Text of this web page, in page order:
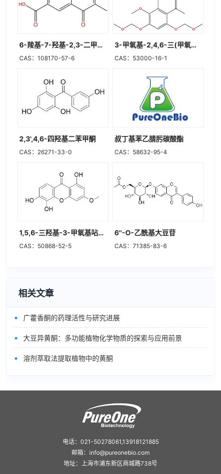
6-羧基-7-羟基-2,3-二甲基色酮
CAS：108170-57-6
3-甲氧基-2,4,6-三(甲氧基甲氧基)苯乙酮
CAS：53000-16-1
2,3',4,6-四羟基二苯甲酮
CAS：26271-33-0
叔丁基苯乙腈肟碳酸酯
CAS：58632-95-4
1,5,6-三羟基-3-甲氧基呫吨酮
CAS：50868-52-5
6''-O-乙酰基大豆苷
CAS：71385-83-6
相关文章
• 广藿香酮的药理活性与研究进展
• 大豆异黄酮：多功能植物化学物质的探索与应用前景
• 溶剂萃取法提取植物中的黄酮
电话：021-50278061,13918121885
邮箱：info@pureonebio.com
地址：上海市浦东新区商城路738号